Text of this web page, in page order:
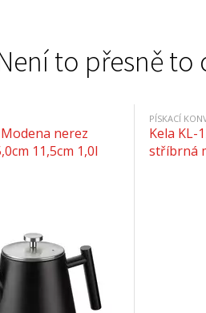
to přesně
nerez
11,5cm 1,0l
PÍSKACÍ
Kela KL-
stříbrná